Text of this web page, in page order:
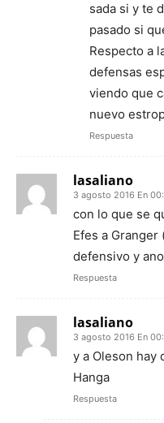
sada si y te
pasado si
Respecto a
defensas
viendo que
nuevo
Respuesta
lasaliano
3 agosto 2016 En
con lo que se
Efes a Granger
defensivo y
Respuesta
lasaliano
3 agosto 2016 En
y a Oleson hay
Hanga
Respuesta